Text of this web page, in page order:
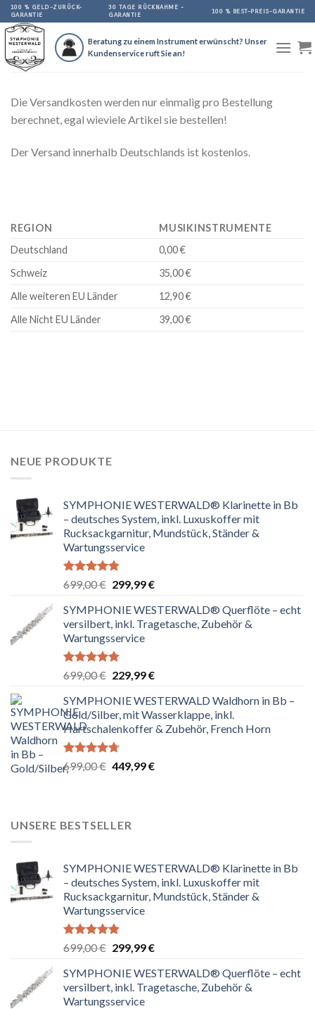
Skip
to
content
100 % GELD-ZURÜCK-
GARANTIE
30 TAGE RÜCKNAHME -
GARANTIE
100 % BEST-PREIS-GARANTIE
Beratung zu einem Instrument erwünscht? Unser
Kundenservice ruft Sie an!
Die Versandkosten werden nur einmalig pro Bestellung
berechnet, egal wieviele Artikel sie bestellen!
Der Versand innerhalb Deutschlands ist kostenlos.
REGION
MUSIKINSTRUMENTE
Deutschland
0,00 €
Schweiz
35,00 €
Alle weiteren EU Länder
12,90 €
Alle Nicht EU Länder
39,00 €
NEUE PRODUKTE
SYMPHONIE WESTERWALD® Klarinette in Bb
– deutsches System, inkl. Luxuskoffer mit
Rucksackgarnitur, Mundstück, Ständer &
Wartungsservice
Bewertet
4.80
von 5
699,00€ Ursprünglicher
war:
699,00 €
299,99€Aktueller
ist:
299,99 €.
SYMPHONIE WESTERWALD® Querflöte – echt
versilbert, inkl. Tragetasche, Zubehör &
Wartungsservice
Bewertet
4.83
von 5
699,00€ Ursprünglicher
war:
699,00 €
229,99€Aktueller
ist:
229,99 €.
SYMPHONIE WESTERWALD Waldhorn in Bb –
Gold/Silber, mit Wasserklappe, inkl.
Hartschalenkoffer & Zubehör, French Horn
Bewertet
mit 4.67
699,00€ Ursprünglicher
449,99€Aktueller
UNSERE BESTSELLER
SYMPHONIE WESTERWALD® Klarinette in Bb
– deutsches System, inkl. Luxuskoffer mit
Rucksackgarnitur, Mundstück, Ständer &
Wartungsservice
Bewertet
4.80
von 5
699,00€ Ursprünglicher
war:
699,00 €
299,99€Aktueller
ist:
299,99 €.
SYMPHONIE WESTERWALD® Querflöte – echt
versilbert, inkl. Tragetasche, Zubehör &
Wartungsservice